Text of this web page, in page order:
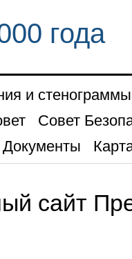
года
и стенограммы
Совет
Документы
сайт